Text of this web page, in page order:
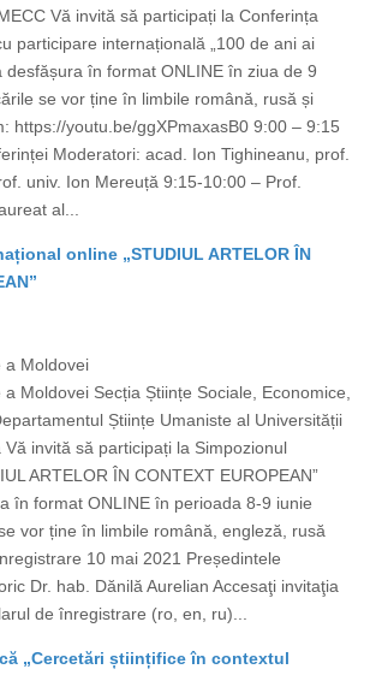
Vă invită să participați la Conferința
participare internațională „100 de ani ai
desfășura în format ONLINE în ziua de 9
se vor ține în limbile română, rusă și
https://youtu.be/ggXPmaxasB0 9:00 – 9:15
Moderatori: acad. Ion Tighineanu, prof.
univ. Ion Mereuță 9:15-10:00 – Prof.
al...
online „STUDIUL ARTELOR ÎN
a Moldovei
Moldovei Secția Științe Sociale, Economice,
Științe Umaniste al Universității
invită să participați la Simpozionul
ARTELOR ÎN CONTEXT EUROPEAN”
în format ONLINE în perioada 8-9 iunie
vor ține în limbile română, engleză, rusă
10 mai 2021 Președintele
Dr. hab. Dănilă Aurelian Accesaţi invitaţia
de înregistrare (ro, en, ru)...
„Cercetări științifice în contextul